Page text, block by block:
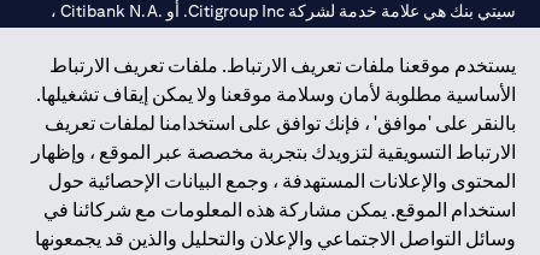
يستخدم موقعنا ملفات تعريف الارتباط. ملفات تعريف الارتباط
الأساسية مطلوبة لأمان وسلامة موقعنا ولا يمكن إيقاف تشغيلها.
بالنقر على 'موافق' ، فإنك توافق على استخدامنا لملفات تعريف
الارتباط التسويقية لتزويدك بتجربة مخصصة عبر الموقع ، وإظهار
المحتوى والإعلانات المستهدفة ، وجمع البيانات الإحصائية حول
استخدام الموقع. يمكن مشاركة هذه المعلومات مع شركائنا في
وسائل التواصل الاجتماعي والإعلان والتحليل والذين قد يجمعونها
سيتي بنك هي علامة خدمة لشركة Citigroup Inc. أو .Citibank N.A ،
سيتي بنك إن. إيه. الإمارات مسجل لدى مصرف الإمارات المركزي تحت
أرقام التراخيص 202563 لفرع الوصل في دبي، 531989 لفرع مول
الإمارات في دبي، و CN-1002019 لفرع أبوظبي. هاتف: 4000 311 04.
فرع سيتي بنك إن إيه - الإمارات العربية المتحدة مرخص من مصرف
الإمارات العربية المتحدة المركزي كفرع لبنك أجنبي.
سيتي بنك إن إيه الإمارات العربية المتحدة مرخص من هيئة الأوراق المالية